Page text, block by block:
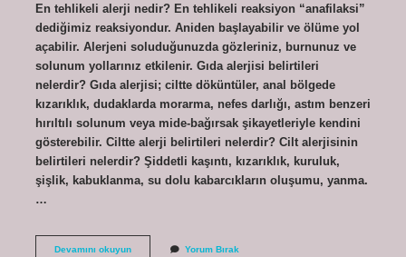
En tehlikeli alerji nedir? En tehlikeli reaksiyon “anafilaksi”
dediğimiz reaksiyondur. Aniden başlayabilir ve ölüme yol
açabilir. Alerjeni soluduğunuzda gözleriniz, burnunuz ve
solunum yollarınız etkilenir. Gıda alerjisi belirtileri
nelerdir? Gıda alerjisi; ciltte döküntüler, anal bölgede
kızarıklık, dudaklarda morarma, nefes darlığı, astım benzeri
hırıltılı solunum veya mide-bağırsak şikayetleriyle kendini
gösterebilir. Ciltte alerji belirtileri nelerdir? Cilt alerjisinin
belirtileri nelerdir? Şiddetli kaşıntı, kızarıklık, kuruluk,
şişlik, kabuklanma, su dolu kabarcıkların oluşumu, yanma.
…
Devamını okuyunNeye
Yorum Bırak